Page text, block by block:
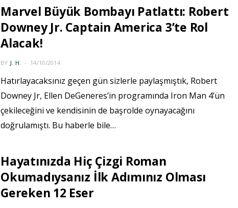
Marvel Büyük Bombayı Patlattı: Robert
Downey Jr. Captain America 3’te Rol
Alacak!
BY J. H. 14/10/2014
Hatırlayacaksınız geçen gün sizlerle paylaşmıştık, Robert
Downey Jr, Ellen DeGeneres’in programında Iron Man 4’ün
çekileceğini ve kendisinin de başrolde oynayacağını
doğrulamıştı. Bu haberle bile…
Hayatınızda Hiç Çizgi Roman
Okumadıysanız İlk Adımınız Olması
Gereken 12 Eser